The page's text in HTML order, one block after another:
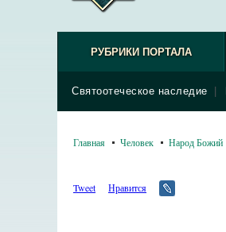
РУБРИКИ ПОРТАЛА
Святоотеческое наследие
Главная Человек Народ Божий
Tweet Нравится